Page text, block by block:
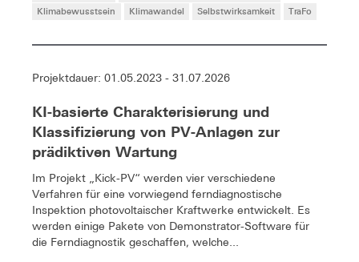
Klimabewusstsein
Klimawandel Selbstwirksamkeit TraFo
Projektdauer: 01.05.2023 - 31.07.2026
KI-basierte Charakterisierung und
Klassifizierung von PV-Anlagen zur
prädiktiven Wartung
Im Projekt „Kick-PV“ werden vier verschiedene
Verfahren für eine vorwiegend ferndiagnostische
Inspektion photovoltaischer Kraftwerke entwickelt. Es
werden einige Pakete von Demonstrator-Software für
die Ferndiagnostik geschaffen, welche...